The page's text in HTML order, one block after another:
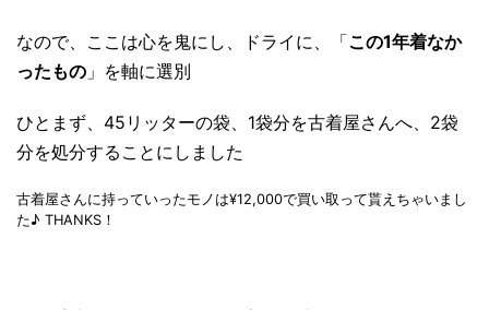
なので、ここは心を鬼にし、ドライに、「この1年着なか
ったもの 」を軸に選別
ひとまず、45リッターの袋、1袋分を古着屋さんへ、2袋
分を処分することにしました
古着屋さんに持っていったモノは¥12,000で買い取って貰えちゃいまし
た♪ THANKS！